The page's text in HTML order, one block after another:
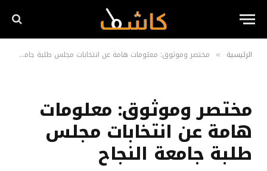
الرئيسية » مختصر وموثوق: معلومات هامة عن انتخابات مجلس طلبة جامعة النجاح
مختصر وموثوق: معلومات
هامة عن انتخابات مجلس
طلبة جامعة النجاح